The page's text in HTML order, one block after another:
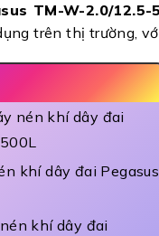
TM-W-2.0/12.5-
trên thị trường,
nén khí dây đai
khí dây đai Pegasus
khí dây đai